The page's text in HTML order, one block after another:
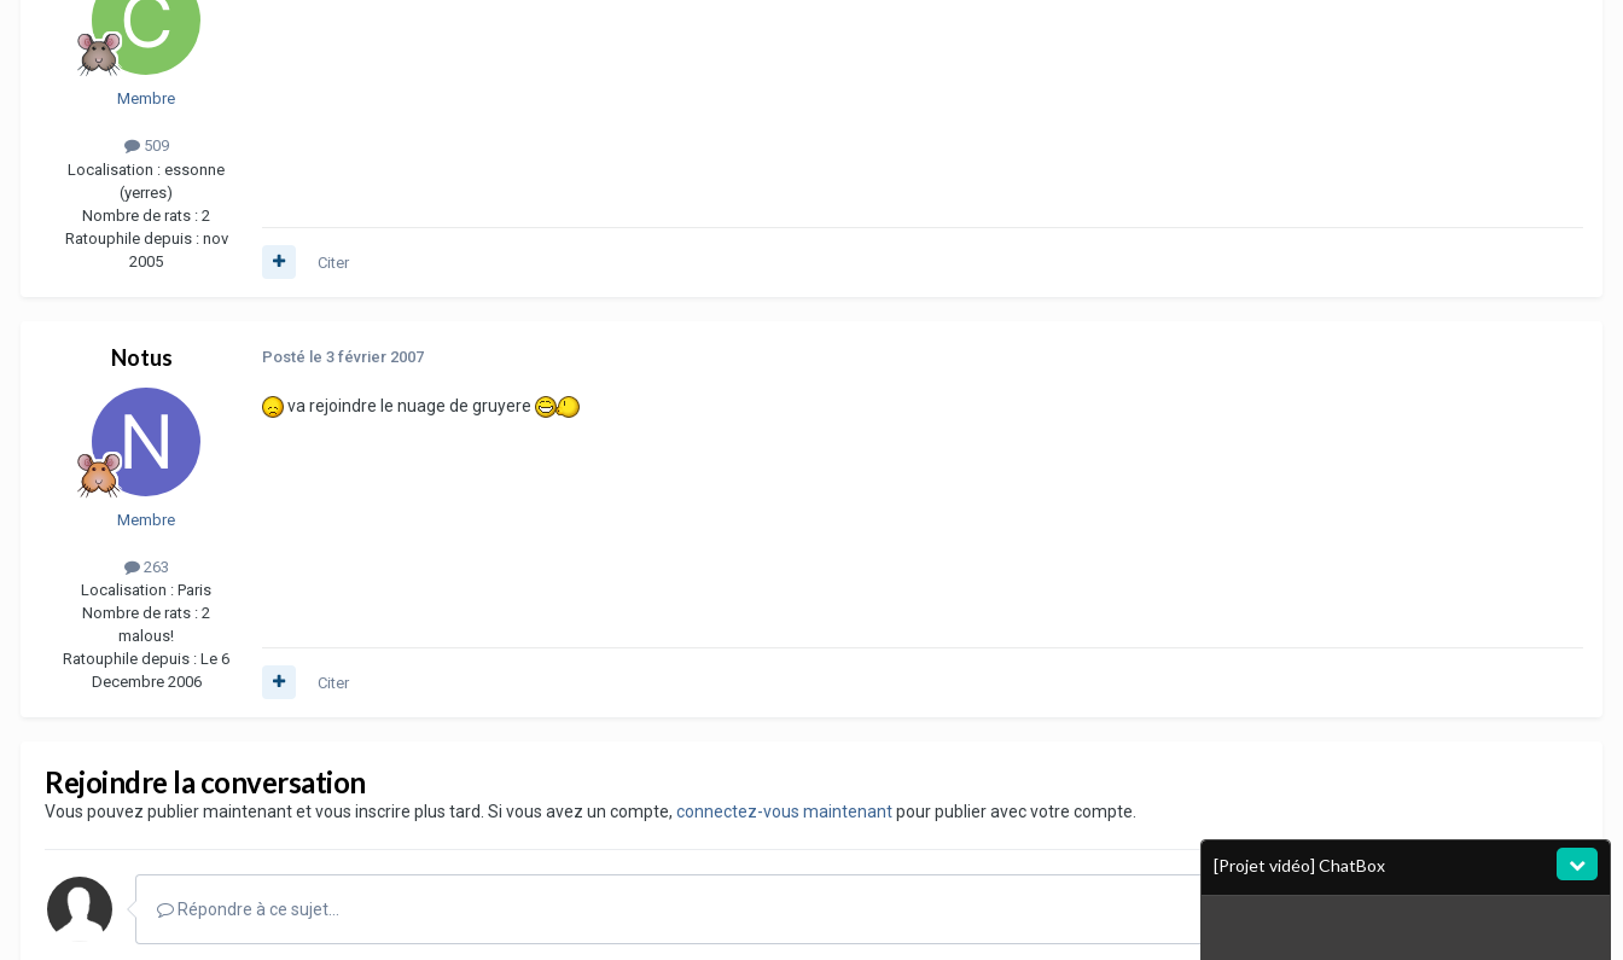
Membre
509
Localisation : essonne
(yerres)
Nombre de rats : 2
Ratouphile depuis : nov
2005
Citer
Notus
Membre
263
Localisation : Paris
Nombre de rats : 2
malous!
Ratouphile depuis : Le 6
Decembre 2006
Posté le 3 février 2007
va rejoindre le nuage de gruyere
Citer
Rejoindre la conversation
Vous pouvez publier maintenant et vous inscrire plus tard. Si vous avez un compte, connectez-vous maintenantpour publier avec votre compte.
Répondre à ce sujet…
[Projet vidéo] ChatBox